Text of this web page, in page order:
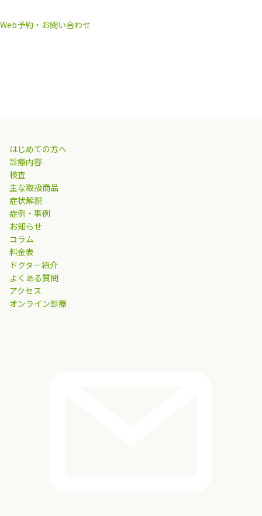
Web予約・お問い合わせ
はじめての方へ
診療内容
検査
主な取扱商品
症状解説
症例・事例
お知らせ
コラム
料金表
ドクター紹介
よくある質問
アクセス
オンライン診療